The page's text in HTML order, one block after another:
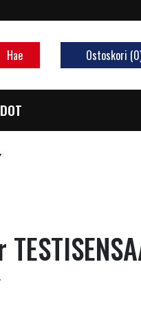
Hae Ostoskori (0